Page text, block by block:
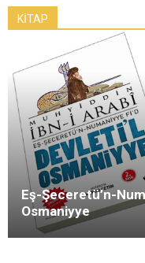
KİTAP
Eş-Şeceretü’n-
Osmaniyye